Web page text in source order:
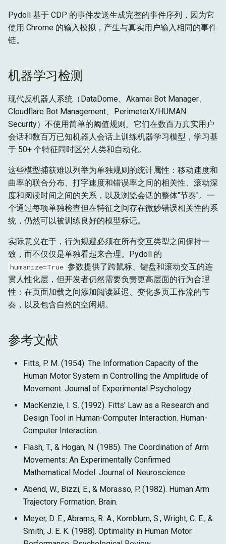
Pydoll 基于 CDP 的事件发送生成完整的事件序列，因为它
使用 Chrome 的输入模拟，产生与真实用户输入相同的事件
链。
机器学习检测
现代反机器人系统（DataDome、Akamai Bot Manager、
Cloudflare Bot Management、PerimeterX/HUMAN
Security）不使用简单的阈值规则。它们在数百万真实用户
会话和数百万已知机器人会话上训练机器学习模型，学习基
于 50+ 个特征同时区分人类和自动化。
这些模型捕获难以列举为单独规则的统计属性：移动速度和
曲率的联合分布、打字速度和错误率之间的相关性、滚动深
度和阅读时间之间的关系，以及浏览会话的整体"节奏"。一
个通过每项单独检查但在特征之间存在微妙错误相关性的系
统，仍然可以被训练良好的模型标记。
实际意义在于，行为规避必须在所有交互类型之间保持一
致，而不仅仅是单独看起来合理。Pydoll 的
humanize=True 参数提供了跨鼠标、键盘和滚动交互的连
贯人性化层，但开发者仍然需要负责更高层面的行为合理
性：在页面加载之间添加阅读延迟、变化多页工作流的节
奏，以及包含自然的空闲期。
参考文献
Fitts, P. M. (1954). The Information Capacity of the
Human Motor System in Controlling the Amplitude of
Movement. Journal of Experimental Psychology.
MacKenzie, I. S. (1992). Fitts' Law as a Research and
Design Tool in Human-Computer Interaction. Human-
Computer Interaction.
Flash, T., & Hogan, N. (1985). The Coordination of Arm
Movements: An Experimentally Confirmed
Mathematical Model. Journal of Neuroscience.
Abend, W., Bizzi, E., & Morasso, P. (1982). Human Arm
Trajectory Formation. Brain.
Meyer, D. E., Abrams, R. A., Kornblum, S., Wright, C. E., &
Smith, J. E. K. (1988). Optimality in Human Motor